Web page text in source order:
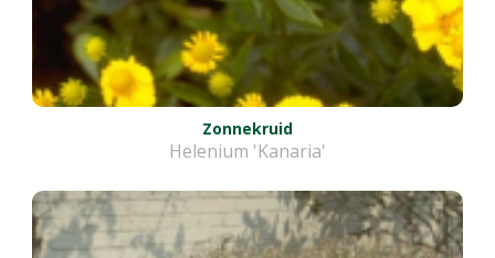
Zonnekruid
Helenium 'Kanaria'